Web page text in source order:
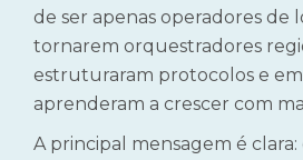
de ser apenas operadores de
tornarem orquestradores
estruturaram protocolos e
aprenderam a crescer com
A principal mensagem é